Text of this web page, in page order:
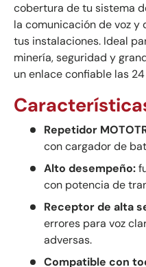
cobertura de tu sistema
la comunicación de voz y
tus instalaciones. Ideal
minería, seguridad y
un enlace confiable las
Repetidor
con cargador de
Alto desempeño:
con potencia de
Receptor de alta
errores para voz
adversas.
Compatible con